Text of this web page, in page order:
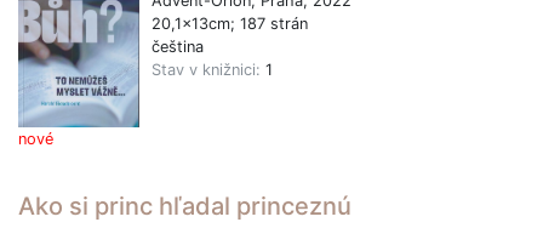
nové
20,1x13cm; 187 strán
čeština
Stav v knižnici: 1
Ako si princ hľadal princeznú